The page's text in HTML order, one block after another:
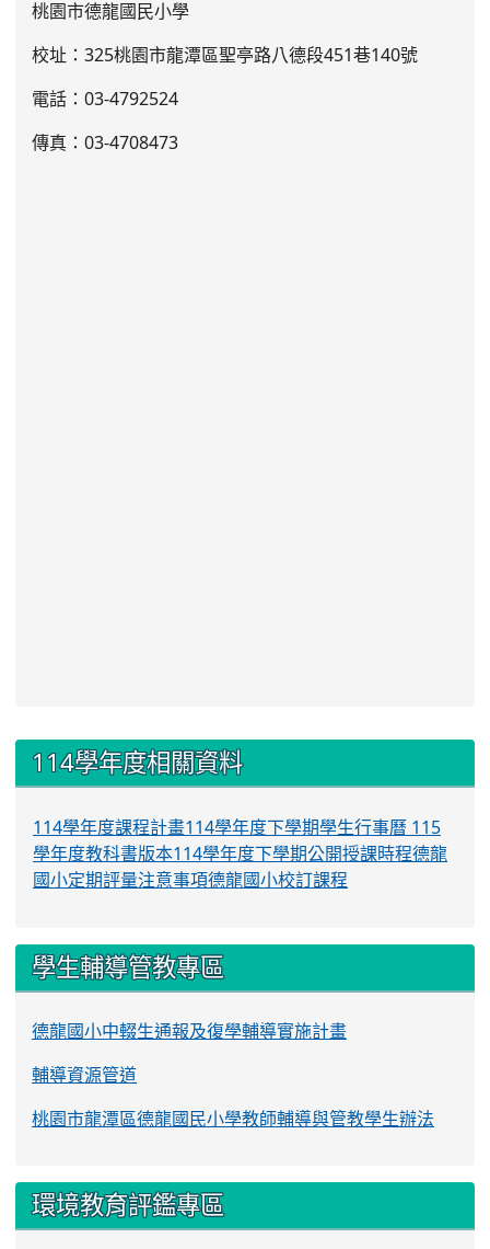
桃園市德龍國民小學
校址：325桃園市龍潭區聖亭路八德段451巷140號
電話：03-4792524
傳真：03-4708473
::: 114學年度相關資料
114學年度課程計畫114學年度下學期學生行事曆 115
學年度教科書版本114學年度下學期公開授課時程德龍
國小定期評量注意事項德龍國小校訂課程
學生輔導管教專區
德龍國小中輟生通報及復學輔導實施計畫
輔導資源管道
桃園市龍潭區德龍國民小學教師輔導與管教學生辦法
環境教育評鑑專區